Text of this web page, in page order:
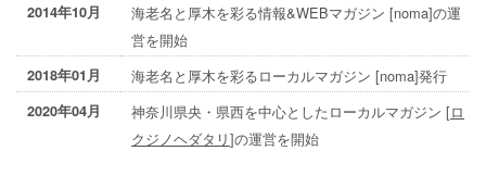
2014年10月
海老名と厚木を彩る情報&WEBマガジン [noma]の運
営を開始
2018年01月 海老名と厚木を彩るローカルマガジン [noma]発行
2020年04月 神奈川県央・県西を中心としたローカルマガジン [ロ
クジノヘダタリ]の運営を開始